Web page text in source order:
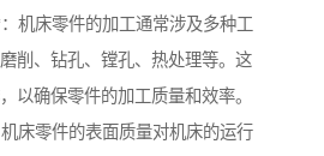
机床零件的加工通常涉及多种工
削、钻孔、镗孔、热处理等。这
以确保零件的加工质量和效率。
床零件的表面质量对机床的运行